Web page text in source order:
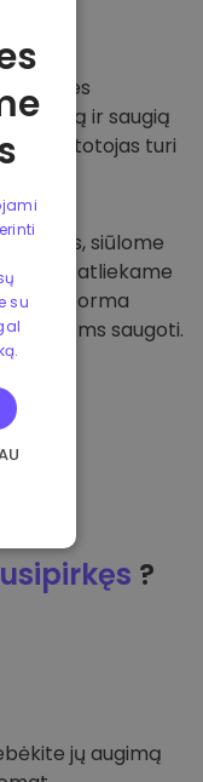
, mes
ir saugią
vartotojas turi
jų lėšas, siūlome
atliekame
platforma
saugoti.
?
jų augimą
su